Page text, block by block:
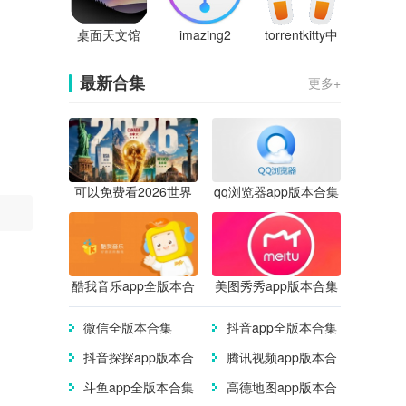
桌面天文馆 imazing2
torrentkitty中
最新合集 更多+
可以免费看2026世界
杯直播的app合集
qq浏览器app版本合集
酷我音乐app全版本合
集
美图秀秀app版本合集
微信全版本合集
抖音app全版本合集
抖音探探app版本合
腾讯视频app版本合
斗鱼app全版本合集
高德地图app版本合